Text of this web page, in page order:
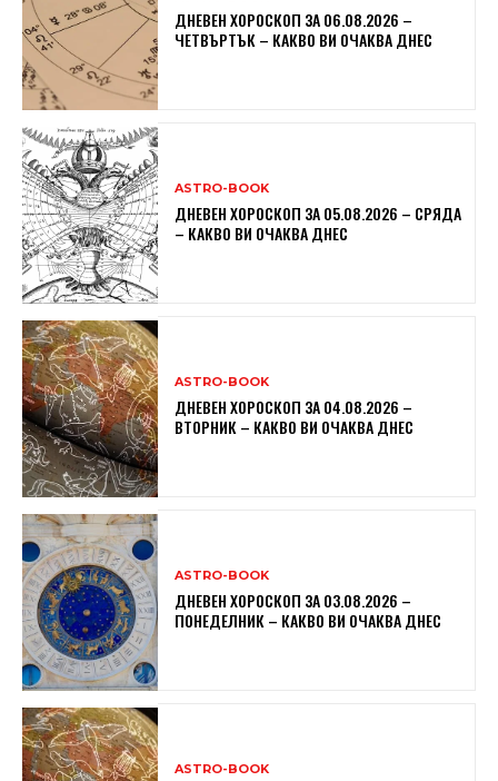
ДНЕВЕН ХОРОСКОП ЗА 06.08.2026 –
ЧЕТВЪРТЪК – КАКВО ВИ ОЧАКВА ДНЕС
ASTRO-BOOK
ДНЕВЕН ХОРОСКОП ЗА 05.08.2026 – СРЯДА
– КАКВО ВИ ОЧАКВА ДНЕС
ASTRO-BOOK
ДНЕВЕН ХОРОСКОП ЗА 04.08.2026 –
ВТОРНИК – КАКВО ВИ ОЧАКВА ДНЕС
ASTRO-BOOK
ДНЕВЕН ХОРОСКОП ЗА 03.08.2026 –
ПОНЕДЕЛНИК – КАКВО ВИ ОЧАКВА ДНЕС
ASTRO-BOOK